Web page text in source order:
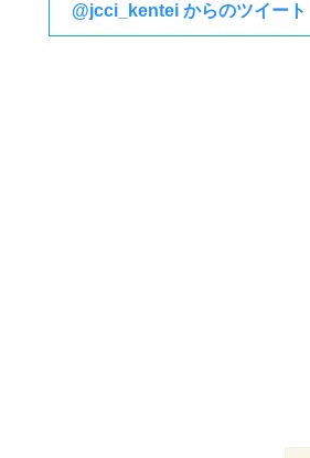
@jcci_kentei からのツイート